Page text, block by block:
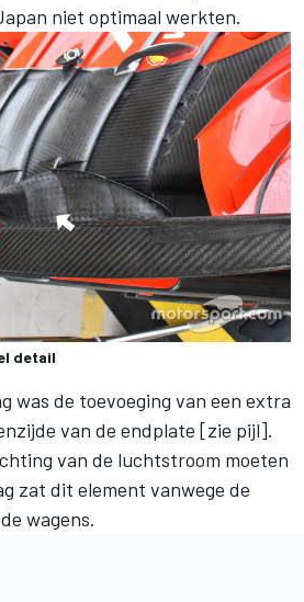
niet optimaal werkten.
detail
was de toevoeging van een extra
van de endplate [zie pijl].
van de luchtstroom moeten
zat dit element vanwege de
wagens.